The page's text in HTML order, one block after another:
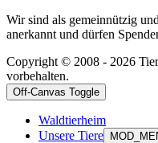
Wir sind als gemeinnützig
anerkannt und dürfen
Copyright © 2008 - 2026
vorbehalten.
Off-Canvas Toggle
Waldtierheim
Unsere Tiere